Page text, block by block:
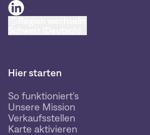
Hier starten
So funktioniert's
Unsere Mission
Verkaufsstellen
Karte aktivieren